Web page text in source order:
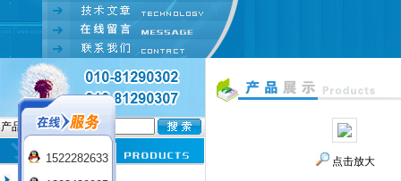
产品名:
点击放大
1522282633